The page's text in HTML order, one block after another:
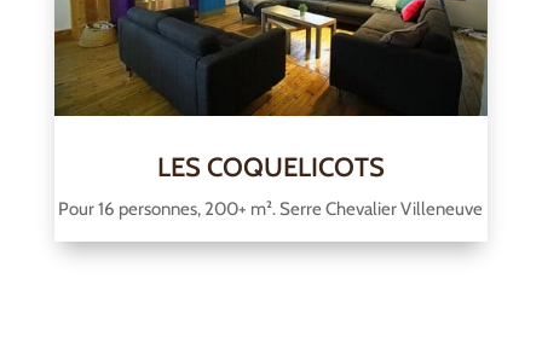
LES COQUELICOTS
Pour 16 personnes, 200+ m². Serre Chevalier Villeneuve